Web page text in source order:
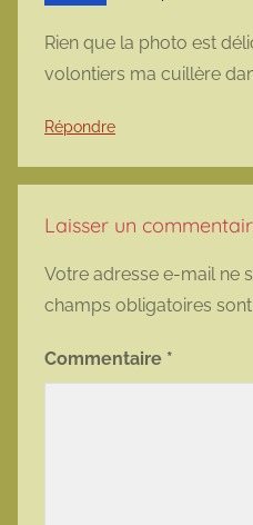
Rien que la photo est
volontiers ma cuillère
Répondre
Laisser un
Votre adresse e-mail ne
champs obligatoires
Commentaire *